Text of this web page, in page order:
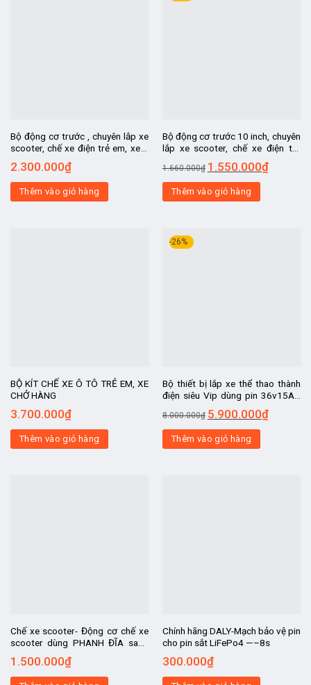
Bộ động cơ trước , chuyên lắp xe
scooter, chế xe điện trẻ em, xe 3
2.300.000₫
Thêm vào giỏ hàng
Bộ động cơ trước 10 inch, chuyên
lắp xe scooter, chế xe điện trẻ
1.660.000₫ 1.550.000₫
Thêm vào giỏ hàng
BỘ KÍT CHẾ XE Ô TÔ TRẺ EM, XE
CHỞ HÀNG
3.700.000₫
Thêm vào giỏ hàng
-26%
Bộ thiết bị lắp xe thể thao thành
điện siêu Vip dùng pin 36v15AH
8.000.000₫ 5.900.000₫
Thêm vào giỏ hàng
Chế xe scooter- Động cơ chế xe
scooter dùng PHANH ĐĨA sang
chảnh . 8 inch -20CM, chế xe điện,
xe điện chế, chế ô t
1.500.000₫
Chính hãng DALY-Mạch bảo vệ pin
cho pin sắt LiFePo4 —–8s
300.000₫